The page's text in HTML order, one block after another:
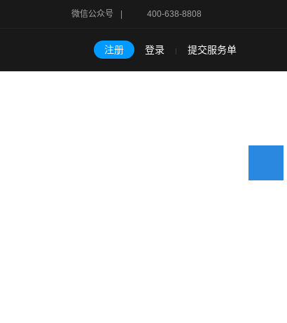
400-638-8808
微信公众号
注册 登录 | 提交服务单